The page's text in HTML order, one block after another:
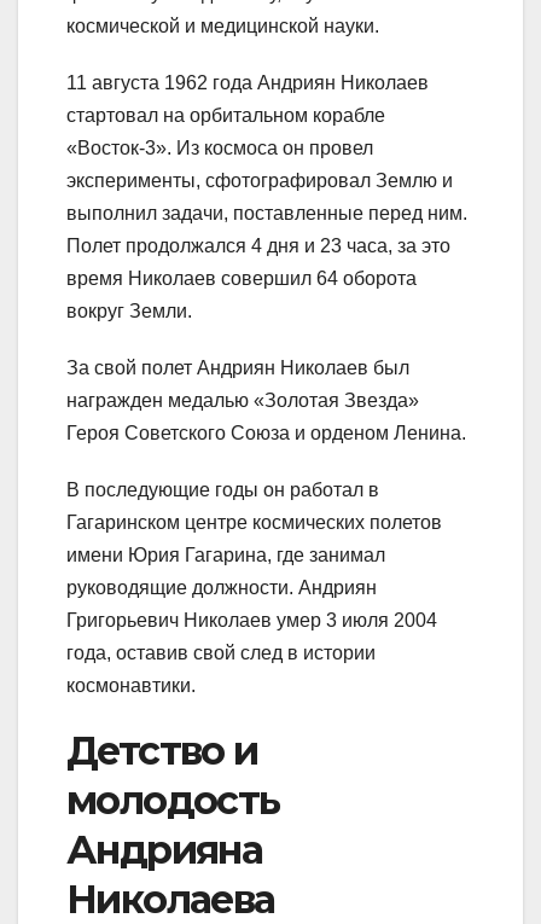
космической и медицинской науки.
11 августа 1962 года Андриян Николаев
стартовал на орбитальном корабле
«Восток-3». Из космоса он провел
эксперименты, сфотографировал Землю и
выполнил задачи, поставленные перед ним.
Полет продолжался 4 дня и 23 часа, за это
время Николаев совершил 64 оборота
вокруг Земли.
За свой полет Андриян Николаев был
награжден медалью «Золотая Звезда»
Героя Советского Союза и орденом Ленина.
В последующие годы он работал в
Гагаринском центре космических полетов
имени Юрия Гагарина, где занимал
руководящие должности. Андриян
Григорьевич Николаев умер 3 июля 2004
года, оставив свой след в истории
космонавтики.
Детство и
молодость
Андрияна
Николаева